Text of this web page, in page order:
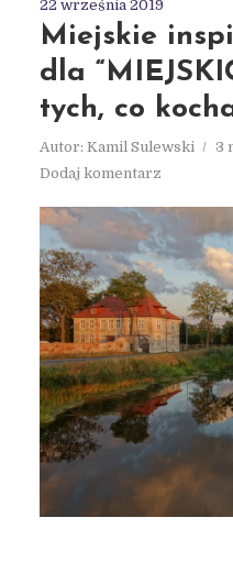
22 września 2019
Miejskie
dla
tych, co
Autor: Kamil Sulewski
3
Dodaj komentarz